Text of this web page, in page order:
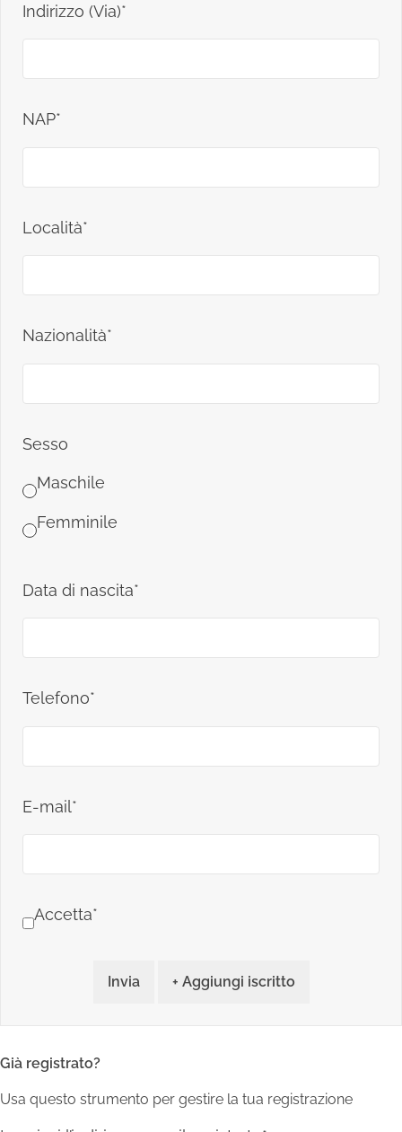
Indirizzo (Via)*
NAP*
Località*
Nazionalità*
Sesso
Maschile
Femminile
Data di nascita*
Telefono*
E-mail*
Accetta*
Invia + Aggiungi iscritto
Già registrato?
Usa questo strumento per gestire la tua registrazione